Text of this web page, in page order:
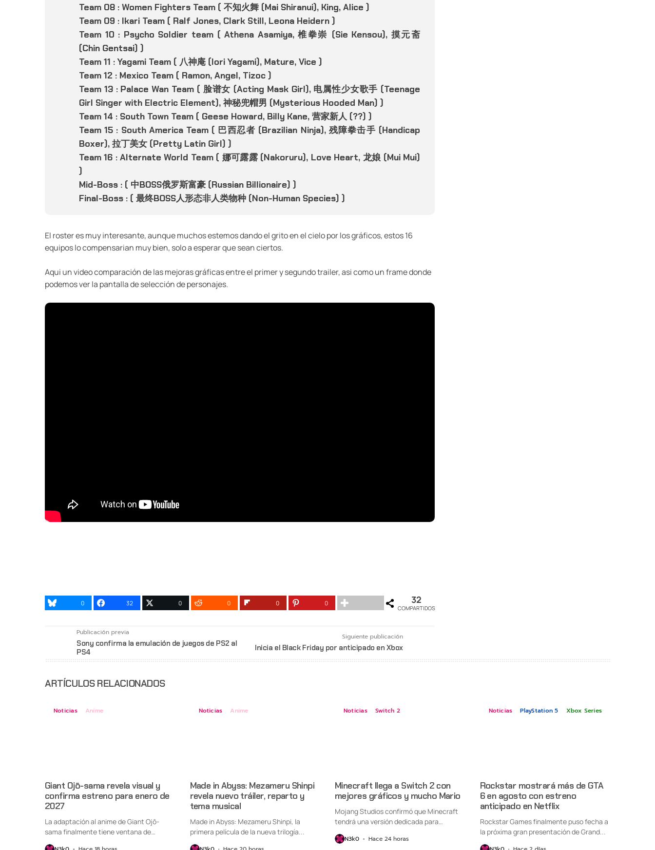
Team 08 : Women Fighters Team ( 不知火舞 (Mai Shiranui), King, Alice )
Team 09 : Ikari Team ( Ralf Jones, Clark Still, Leona Heidern )
Team 10 : Psycho Soldier team ( Athena Asamiya, 椎拳崇 (Sie Kensou), 摸元斋
(Chin Gentsai) )
Team 11 : Yagami Team ( 八神庵 (Iori Yagami), Mature, Vice )
Team 12 : Mexico Team ( Ramon, Angel, Tizoc )
Team 13 : Palace Wan Team ( 脸谱女 (Acting Mask Girl), 电属性少女歌手 (Teenage
Girl Singer with Electric Element), 神秘兜帽男 (Mysterious Hooded Man) )
Team 14 : South Town Team ( Geese Howard, Billy Kane, 营家新人 (??) )
Team 15 : South America Team ( 巴西忍者 (Brazilian Ninja), 残障拳击手 (Handicap
Boxer), 拉丁美女 (Pretty Latin Girl) )
Team 16 : Alternate World Team ( 娜可露露 (Nakoruru), Love Heart, 龙娘 (Mui Mui)
)
Mid-Boss : ( 中BOSS俄罗斯富豪 (Russian Billionaire) )
Final-Boss : ( 最终BOSS人形态非人类物种 (Non-Human Species) )
El roster es muy interesante, aunque muchos estemos dando el grito en el cielo por los gráficos, estos 16
equipos lo compensarian muy bien, solo a esperar que sean ciertos.
Aqui un video comparación de las mejoras gráficas entre el primer y segundo trailer, asi como un frame donde
podemos ver la pantalla de selección de personajes.
0 32 0 0 0 0 32
COMPARTIDOS
Publicación previa
Sony confirma la emulación de juegos de PS2 al
PS4
Siguiente publicación
Inicia el Black Friday por anticipado en Xbox
ARTÍCULOS RELACIONADOS
Noticias Anime
Giant Ojō-sama revela visual y
confirma estreno para enero de
2027
La adaptación al anime de Giant Ojō-
sama finalmente tiene ventana de
estreno....
Noticias Anime
Made in Abyss: Mezameru Shinpi
revela nuevo tráiler, reparto y
tema musical
Made in Abyss: Mezameru Shinpi, la
primera película de la nueva trilogía...
Noticias Switch 2
Minecraft llega a Switch 2 con
mejores gráficos y mucho Mario
Mojang Studios confirmó que Minecraft
tendrá una versión dedicada para
Nintendo Switch...
N3k0 Hace 24 horas
Noticias PlayStation 5 Xbox Series
Rockstar mostrará más de GTA
6 en agosto con estreno
anticipado en Netflix
Rockstar Games finalmente puso fecha a
la próxima gran presentación de Grand...